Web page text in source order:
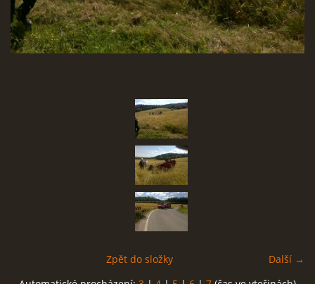
SBĚR VYSLOUŽILÉHO ELEKTROZAŘÍZENÍ
English Deutsch
© 2026 eStránky.cz
Další →
Zpět do složky